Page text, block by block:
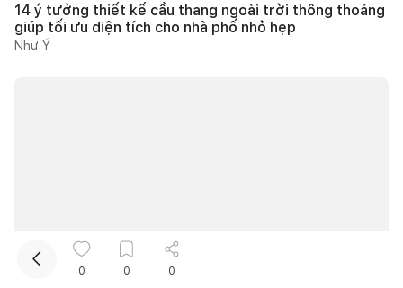
14 ý tưởng thiết kế cầu thang ngoài trời thông thoáng
giúp tối ưu diện tích cho nhà phố nhỏ hẹp
Như Ý
10.059
0 0 0